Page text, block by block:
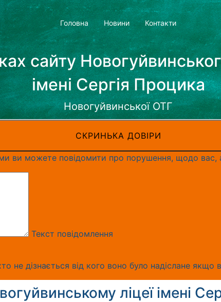
Головна Новини Контакти
сайту
імені Сергія Процика
Новогуйвинської ОТГ
СКРИНЬКА ДОВІРИ
ви можете повідомити про порушення, щодо вас,
Текст повідомлення
не дізнається від кого воно було надіслане якщо
ліцеї імені